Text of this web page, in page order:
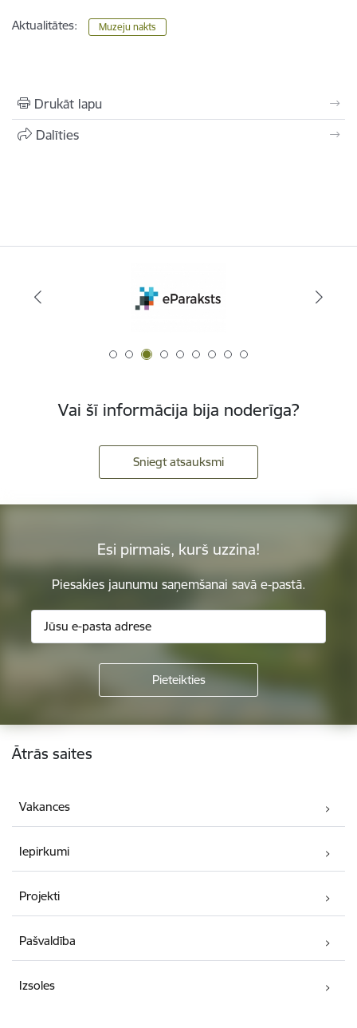
Aktualitātes: Muzeju nakts
Drukāt lapu
Dalīties
Vai šī informācija bija noderīga?
Sniegt atsauksmi
Esi pirmais, kurš uzzina!
Piesakies jaunumu saņemšanai savā e-pastā.
Kājene
Ātrās saites
Vakances
Iepirkumi
Projekti
Pašvaldība
Izsoles